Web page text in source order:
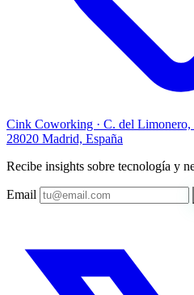
Cink Coworking · C. del Limonero,
28020 Madrid, España
Recibe insights sobre tecnología y
Email